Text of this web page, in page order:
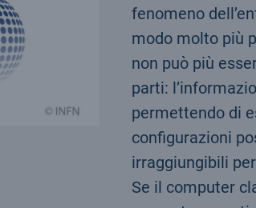
fenomeno
modo molto più
non può più
parti:
permettendo di
configurazioni
irraggiungibili
Se il computer